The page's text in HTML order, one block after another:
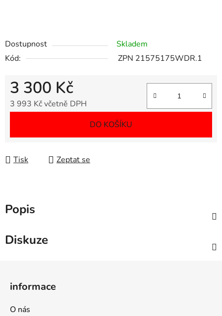
Dostupnost
Skladem
Kód:
ZPN 21575175WDR.1
3 300 Kč
3 993 Kč včetně DPH
DO KOŠÍKU
Tisk Zeptat se
Popis
Diskuze
informace
O nás